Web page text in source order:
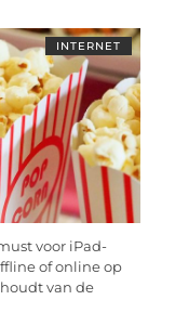
INTERNET
voor iPad-
of online op
van de